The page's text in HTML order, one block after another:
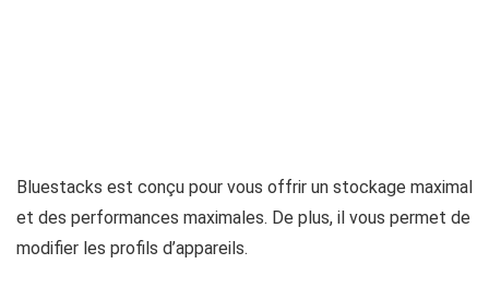
Bluestacks est conçu pour vous offrir un stockage maximal
et des performances maximales. De plus, il vous permet de
modifier les profils d’appareils.